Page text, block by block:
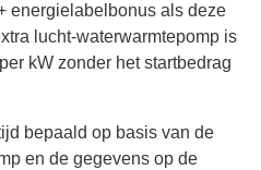
energielabelbonus als deze
lucht-waterwarmtepomp is
kW zonder het startbedrag
bepaald op basis van de
en de gegevens op de